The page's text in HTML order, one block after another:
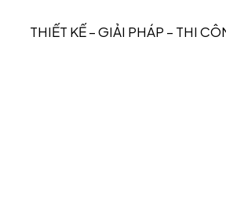
THIẾT KẾ – GIẢI PHÁP – THI